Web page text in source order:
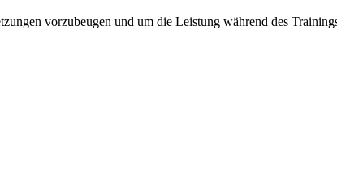
vorzubeugen und um die Leistung während des